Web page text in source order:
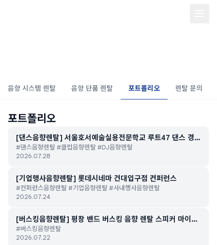
음향 시스템 렌탈 음향 단품 렌탈 포트폴리오 렌탈 문의
포트폴리오
[댄스음향렌탈] 서울호서예술실용전문학교 루트47 댄스 경연
대회
#댄스음향렌탈 #클럽음향렌탈 #DJ음향렌탈
2026.07.28
[기업행사음향렌탈] 롯데시네마 건대입구점 컨퍼런스
#컨퍼런스음향렌탈 #기업음향렌탈 #사내행사음향렌탈
2026.07.24
[버스킹음향렌탈] 평창 밴드 버스킹 음향 렌탈 스피커 마이크
대여
#버스킹음향렌탈
2026.07.22